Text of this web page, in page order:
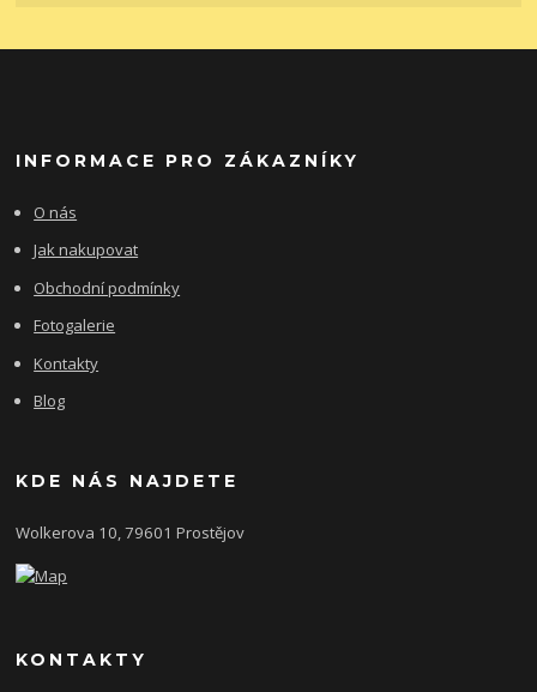
INFORMACE PRO ZÁKAZNÍKY
O nás
Jak nakupovat
Obchodní podmínky
Fotogalerie
Kontakty
Blog
KDE NÁS NAJDETE
Wolkerova 10, 79601 Prostějov
KONTAKTY